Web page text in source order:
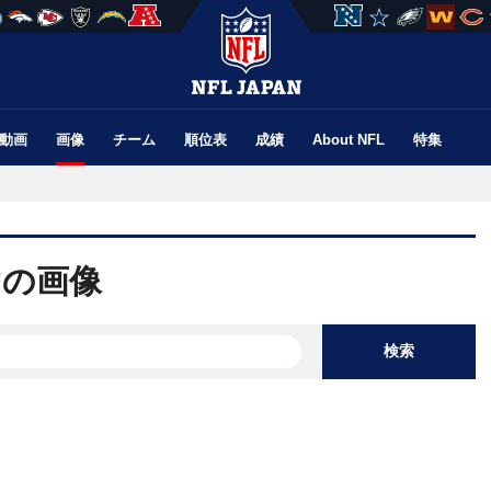
動画 画像 チーム 順位表 成績 About NFL 特集
画像
検索